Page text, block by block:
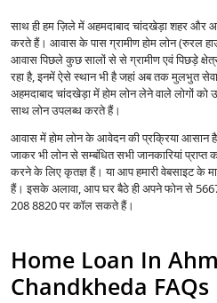
साथ ही हम ज़िले में अहमदाबाद चांदखेड़ा शहर और
करते हैं। आवास के पास ग्रामीण होम लोन (रुरल
आवास पिछले कुछ सालों से से ग्रामीण एवं पिछड़े
रहा है, इनमें ऐसे स्थान भी है जहां अब तक मुलभुत सेवाएं
अहमदाबाद चांदखेड़ा में होम लोन लेने वाले लोगों
साथ लोन उपलब्ध करते हैं।
आवास में होम लोन के आवेदन की प्रक्रिया आसान
जाकर भी लोन से सम्बंधित सभी जानकारियां
करने के लिए कृतज्ञ हैं। या आप हमारी वेबसाइट के
हैं। इसके अलावा, आप घर बैठे ही अपने फोन से
208 8820 पर कॉल सकते हैं।
Home Loan In
Chandkheda FAQs